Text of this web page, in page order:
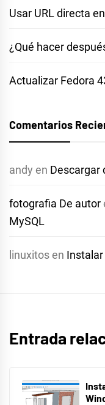
Usar URL directa
¿Qué hacer
Actualizar Fedora
Comentarios
andy en Descargar
fotografia De autor
MySQL
linuxitos en Instalar
Entrada